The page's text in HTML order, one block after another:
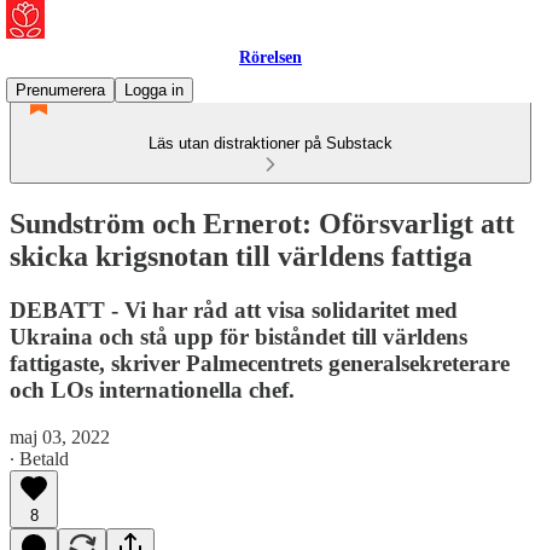
Rörelsen
Prenumerera
Logga in
Läs utan distraktioner på Substack
Sundström och Ernerot: Oförsvarligt att
skicka krigsnotan till världens fattiga
DEBATT - Vi har råd att visa solidaritet med
Ukraina och stå upp för biståndet till världens
fattigaste, skriver Palmecentrets generalsekreterare
och LOs internationella chef.
maj 03, 2022
∙ Betald
8